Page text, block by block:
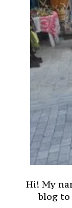
Hi! My
blog to